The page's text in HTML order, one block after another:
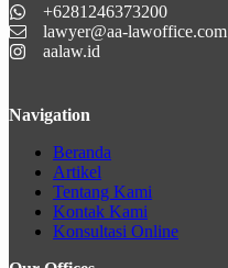
+6281246373200
lawyer@aa-lawoffice.com
aalaw.id
Navigation
Beranda
Artikel
Tentang Kami
Kontak Kami
Konsultasi Online